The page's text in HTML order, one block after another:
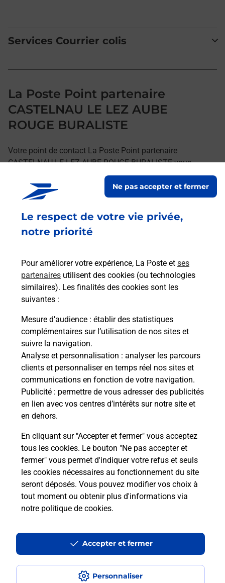
Le respect de votre vie privée,
notre priorité
Pour améliorer votre expérience, La Poste et ses
partenaires utilisent des cookies (ou technologies
similaires). Les finalités des cookies sont les
suivantes :
Mesure d’audience : établir des statistiques
complémentaires sur l’utilisation de nos sites et
suivre la navigation.
Analyse et personnalisation : analyser les parcours
clients et personnaliser en temps réel nos sites et
communications en fonction de votre navigation.
Publicité : permettre de vous adresser des publicités
en lien avec vos centres d’intérêts sur notre site et
en dehors.
En cliquant sur "Accepter et fermer" vous acceptez
tous les cookies. Le bouton "Ne pas accepter et
fermer" vous permet d'indiquer votre refus et seuls
les cookies nécessaires au fonctionnement du site
seront déposés. Vous pouvez modifier vos choix à
tout moment ou obtenir plus d'informations via
notre politique de cookies.
Personnaliser
Ne pas accepter et fermer
Accepter et fermer
Services Courrier colis
La Poste Point partenaire
CASTELNAU LE LEZ AUBE
ROUGE BURALISTE
Votre point de contact La Poste Point partenaire
CASTELNAU LE LEZ AUBE ROUGE BURALISTE vous
accueille à CASTELNAU LE LEZ pour répondre à vos
besoins d'affranchissement Courrier-Colis.
Retrouvez toutes nos offres en ligne sur notre site
CASTELNAU LE LEZ
CASTELNAU LE LEZ AUBE ROUGE BURALISTE
Accessibilité : partiellement conforme
Conditions contractuelles